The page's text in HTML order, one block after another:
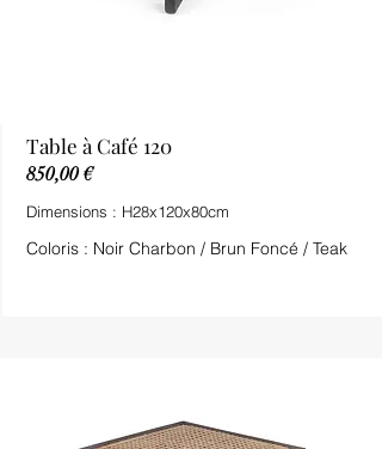
Table à Café 120
850,00 €
Dimensions : H28x120x80cm
Coloris : Noir Charbon / Brun Foncé / Teak